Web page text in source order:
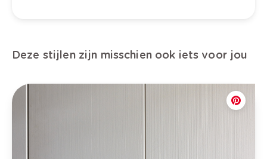
Deze stijlen zijn misschien ook iets voor jou